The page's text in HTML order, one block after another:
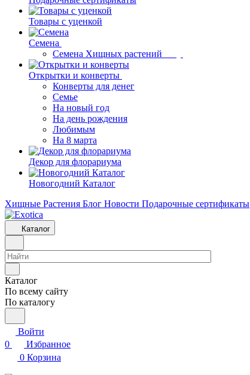
Товары с уценкой
Семена
Семена Хищных растений
Открытки и конверты
Конверты для денег
Семье
На новый год
На день рождения
Любимым
На 8 марта
Декор для флорариума
Новогодний Каталог
Хищные Растения Блог Новости Подарочные сертификаты
Каталог
Каталог
По всему сайту
По каталогу
Войти
0
Избранное
0 Корзина